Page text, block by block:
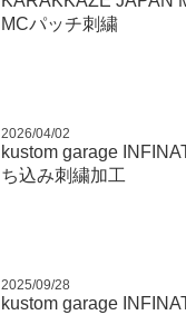
MCパッチ刺繍
2026/04/02
kustom garage
ち込み刺繍加工
2025/09/28
kustom garage